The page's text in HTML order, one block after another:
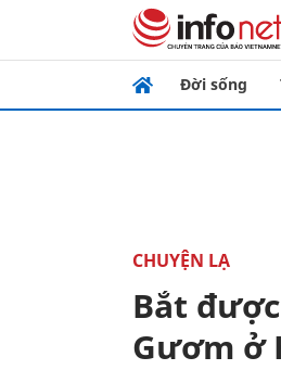
Đời sống
CHUYỆN LẠ
Bắt
Gươm ở